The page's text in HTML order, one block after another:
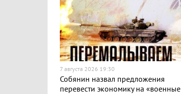
7 августа 2026 19:30
Собянин назвал предложения
перевести экономику на «военные